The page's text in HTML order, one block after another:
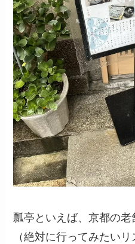
瓢亭といえば、京都の老
（絶対に行ってみたいリ